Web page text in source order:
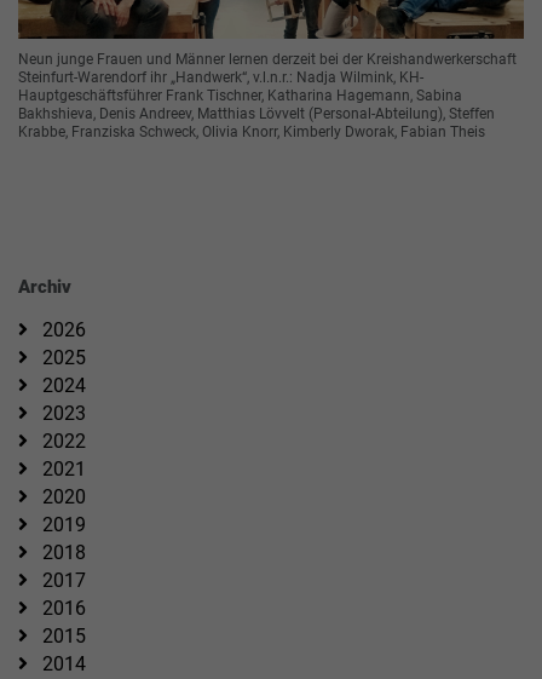
Neun junge Frauen und Männer lernen derzeit bei der Kreishandwerkerschaft
Steinfurt-Warendorf ihr „Handwerk“, v.l.n.r.: Nadja Wilmink, KH-
Hauptgeschäftsführer Frank Tischner, Katharina Hagemann, Sabina
Bakhshieva, Denis Andreev, Matthias Lövvelt (Personal-Abteilung), Steffen
Krabbe, Franziska Schweck, Olivia Knorr, Kimberly Dworak, Fabian Theis
Archiv
2026
2025
2024
2023
2022
2021
2020
2019
2018
2017
2016
2015
2014